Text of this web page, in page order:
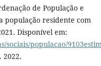
de População e
população residente com
Disponível em:
sociais/populacao/
2022.